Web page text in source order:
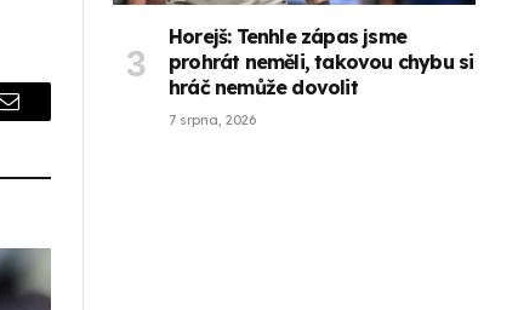
Email
Horejš: Tenhle zápas jsme
prohrát neměli, takovou chybu si
hráč nemůže dovolit
7 srpna, 2026